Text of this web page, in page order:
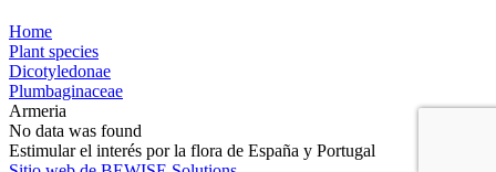
Home
Plant species
Dicotyledonae
Plumbaginaceae
Armeria
No data was found
Estimular el interés por la flora de España y Portugal